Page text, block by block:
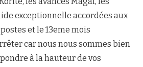
exceptionnelle accordées aux
et le 13eme mois
car nous nous sommes bien
à la hauteur de vos